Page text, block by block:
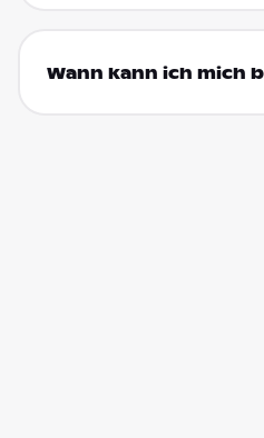
Wann kann ich mich